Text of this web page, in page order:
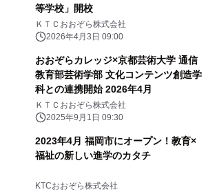
等学校」開校
ＫＴＣおおぞら株式会社
2026年4月3日 09:00
おおぞらカレッジ×京都芸術大学 通信
教育部芸術学部 文化コンテンツ創造学
科との連携開始 2026年4月
ＫＴＣおおぞら株式会社
2025年9月1日 09:30
2023年4月 福岡市にオープン！教育×
福祉の新しい進学のカタチ
KTCおおぞら株式会社